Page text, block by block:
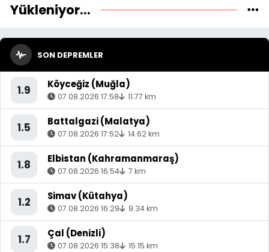
Yükleniyor...
SON DEPREMLER
1.9 Köyceğiz (Muğla)
07.08.2026 17:58 11.77 km
1.5 Battalgazi (Malatya)
07.08.2026 17:52 14.62 km
1.8 Elbistan (Kahramanmaraş)
07.08.2026 16:54 7 km
1.2 Simav (Kütahya)
07.08.2026 16:29 9.34 km
1.7 Çal (Denizli)
07.08.2026 15:38 15.15 km